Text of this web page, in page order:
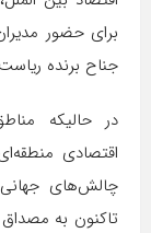
برای حضور
جناح برنده
در حالیکه
اقتصادی
تاکنون به